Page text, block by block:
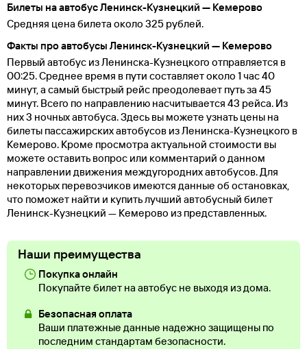
Билеты на автобус Ленинск-Кузнецкий — Кемерово
Средняя цена билета около 325 рублей.
Факты про автобусы Ленинск-Кузнецкий — Кемерово
Первый автобус из Ленинска-Кузнецкого отправляется в
00:25. Среднее время в пути составляет около 1 час 40
минут, а самый быстрый рейс преодолевает путь за 45
минут. Всего по направлению насчитывается 43 рейса. Из
них 3 ночных автобуса. Здесь вы можете узнать цены на
билеты пассажирских автобусов из Ленинска-Кузнецкого в
Кемерово. Кроме просмотра актуальной стоимости вы
можете оставить вопрос или комментарий о данном
направлении движения междугородних автобусов. Для
некоторых перевозчиков имеются данные об остановках,
что поможет найти и купить лучший автобусный билет
Ленинск-Кузнецкий — Кемерово из представленных.
Наши преимущества
Покупка онлайн
Покупайте билет на автобус не выходя из дома.
Безопасная оплата
Ваши платежные данные надежно защищены по
последним стандартам безопасности.